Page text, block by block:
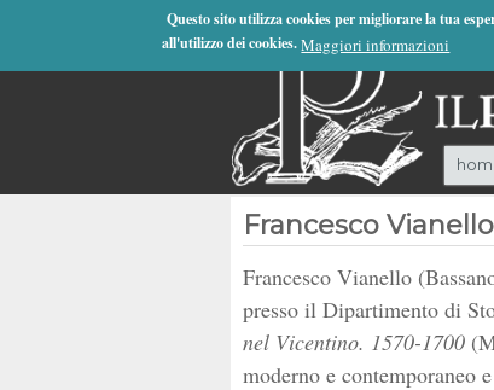
Questo sito utilizza cookies per migliorare la tua
all'utilizzo dei cookies. Maggiori informazioni
Francesco Vianello
Francesco Vianello
presso il Dipartimento di
nel Vicentino. 1570-1700
moderno e contemporaneo